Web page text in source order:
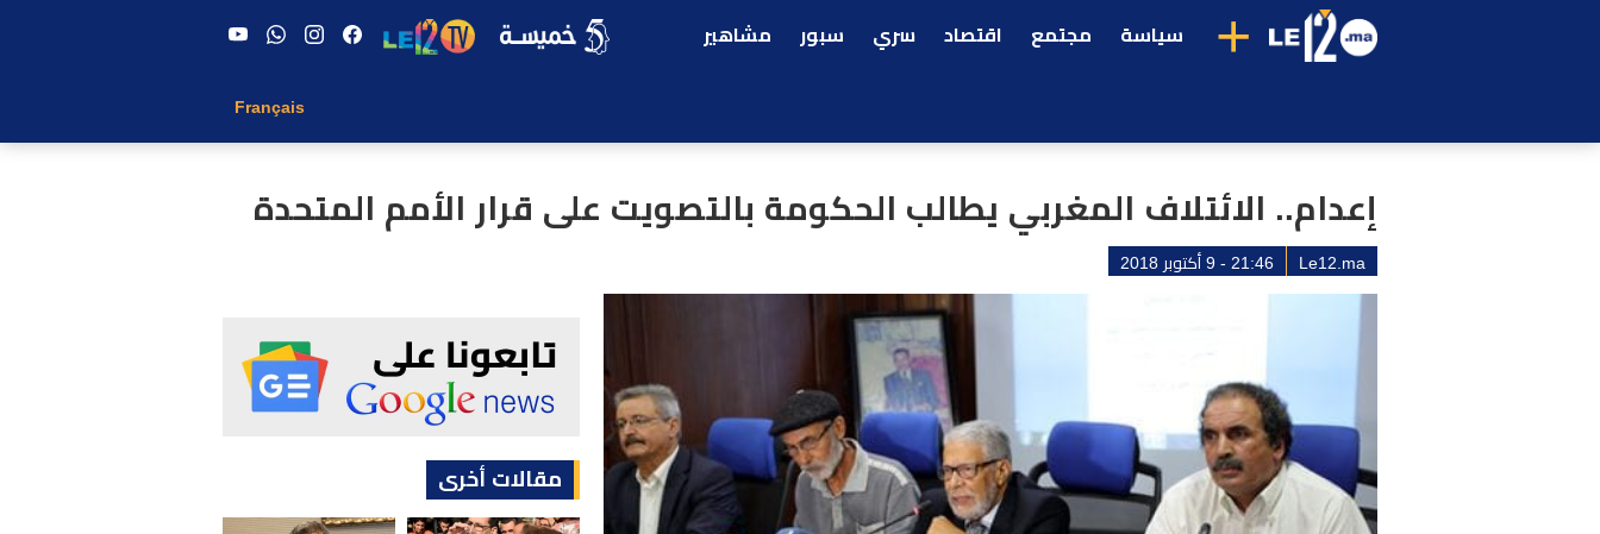
+ سياسة مجتمع اقتصاد سري سبور مشاهير
Français
إعدام.. الائتلاف المغربي يطالب الحكومة بالتصويت على قرار الأمم المتحدة
Le12.ma 21:46 - 9 أكتوبر 2018
مقالات أخرى